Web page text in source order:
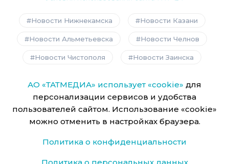
Новости Нижнекамска Новости Казани
Новости Альметьевска Новости Челнов
Новости Чистополя Новости Заинска
АО «ТАТМЕДИА» использует «cookie» для
персонализации сервисов и удобства
пользователей сайтом. Использование «cookie»
можно отменить в настройках браузера.
Политика о конфиденциальности